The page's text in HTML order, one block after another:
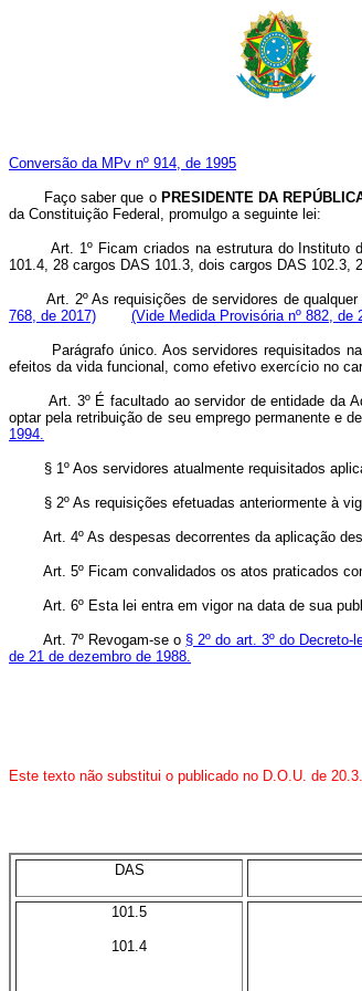
Conversão da MPv nº 914, de 1995
Faço saber que o PRESIDENTE DA
da Constituição Federal, promulgo a seguinte lei:
Art. 1º Ficam criados na estrutura do Instituto
101.4, 28 cargos DAS 101.3, dois cargos DAS 102.3,
Art. 2º As requisições de servidores de
768, de 2017)
(Vide Medida Provisória nº 882, de
Parágrafo único. Aos servidores requisitados
efeitos da vida funcional, como efetivo exercício no
Art. 3º É facultado ao servidor de entidade da
optar pela retribuição de seu emprego permanente e
1994.
§ 1º Aos servidores atualmente requisitados
§ 2º As requisições efetuadas anteriormente à
Art. 4º As despesas decorrentes da aplicação
Art. 5º Ficam convalidados os atos praticados
Art. 6º Esta lei entra em vigor na data de sua
Art. 7º Revogam-se o § 2º do art. 3º do Decreto-
de 21 de dezembro de 1988.
Este texto não substitui o publicado no D.O.U. de
DAS
101.5
101.4